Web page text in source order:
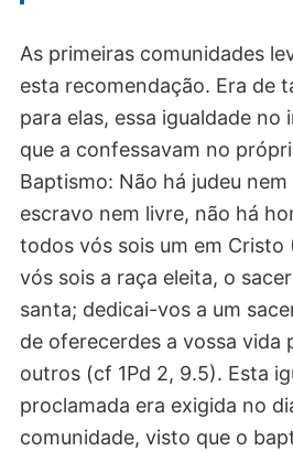
As primeiras comunidades
esta recomendação. Era de
para elas, essa igualdade
que a confessavam no
Baptismo: Não há judeu
escravo nem livre, não há
todos vós sois um em Cristo
vós sois a raça eleita, o
santa; dedicai-vos a um
de oferecerdes a vossa vida
outros (cf 1Pd 2, 9.5). Esta
proclamada era exigida no
comunidade, visto que o